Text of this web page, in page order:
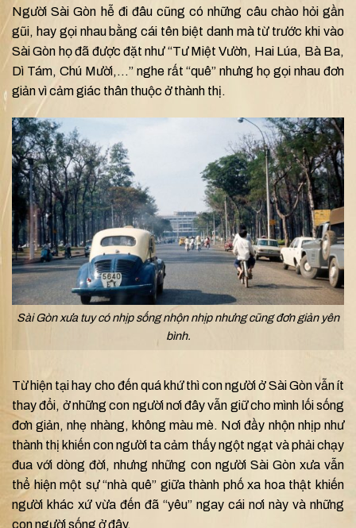
Người Sài Gòn hễ đi đâu cũng có những câu chào hỏi gần
gũi, hay gọi nhau bằng cái tên biệt danh mà từ trước khi vào
Sài Gòn họ đã được đặt như “Tư Miệt Vườn, Hai Lúa, Bà Ba,
Dì Tám, Chú Mười,…” nghe rất “quê” nhưng họ gọi nhau đơn
giản vì cảm giác thân thuộc ở thành thị.
Sài Gòn xưa tuy có nhịp sống nhộn nhịp nhưng cũng đơn giản yên
bình.
Từ hiện tại hay cho đến quá khứ thì con người ở Sài Gòn vẫn ít
thay đổi, ở những con người nơi đây vẫn giữ cho mình lối sống
đơn giản, nhẹ nhàng, không màu mè. Nơi đầy nhộn nhịp như
thành thị khiến con người ta cảm thấy ngột ngạt và phải chạy
đua với dòng đời, nhưng những con người Sài Gòn xưa vẫn
thể hiện một sự “nhà quê” giữa thành phố xa hoa thật khiến
người khác xứ vừa đến đã “yêu” ngay cái nơi này và những
con người sống ở đây.